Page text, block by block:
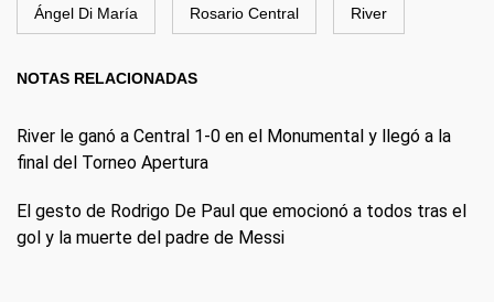
Ángel Di María Rosario Central River
NOTAS RELACIONADAS
River le ganó a Central 1-0 en el Monumental y llegó a la
final del Torneo Apertura
El gesto de Rodrigo De Paul que emocionó a todos tras el
gol y la muerte del padre de Messi